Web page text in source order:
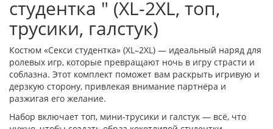
студентка " (XL-2XL, топ,
трусики, галстук)
Костюм «Секси студентка» (XL–2XL) — идеальный наряд для
ролевых игр, которые превращают ночь в игру страсти и
соблазна. Этот комплект поможет вам раскрыть игривую и
дерзкую сторону, привлекая внимание партнёра и
разжигая его желание.
Набор включает топ, мини-трусики и галстук — всё, что